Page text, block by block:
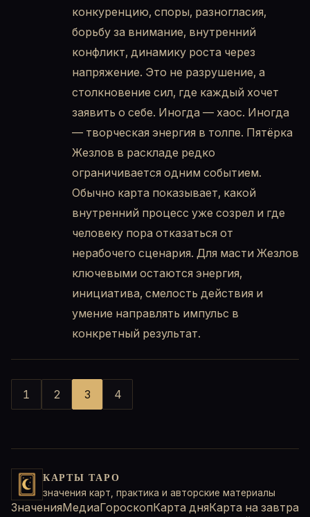
конкуренцию, споры, разногласия,
борьбу за внимание, внутренний
конфликт, динамику роста через
напряжение. Это не разрушение, а
столкновение сил, где каждый хочет
заявить о себе. Иногда — хаос. Иногда
— творческая энергия в толпе. Пятёрка
Жезлов в раскладе редко
ограничивается одним событием.
Обычно карта показывает, какой
внутренний процесс уже созрел и где
человеку пора отказаться от
нерабочего сценария. Для масти Жезлов
ключевыми остаются энергия,
инициатива, смелость действия и
умение направлять импульс в
конкретный результат.
1 2 3 4
КАРТЫ ТАРО
значения карт, практика и авторские материалы
ЗначенияМедиаГороскопКарта дняКарта на завтра